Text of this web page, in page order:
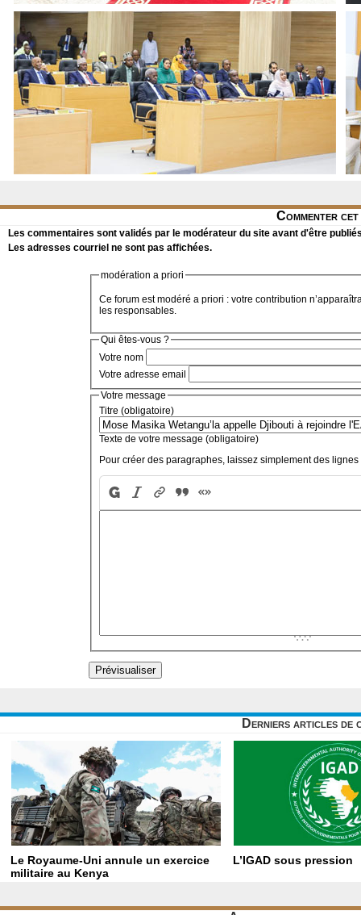
Commenter
Les commentaires sont validés par le modérateur du site avant d'être
Les adresses courriel ne sont pas affichées.
modération a priori
Ce forum est modéré a priori : votre contribution
les responsables.
Qui êtes-vous ?
Votre nom
Votre adresse email
Votre message
Titre (obligatoire)
Texte de votre message (obligatoire)
Pour créer des paragraphes, laissez simplement des lignes
Derniers articles de
Le Royaume-Uni annule un exercice
militaire au Kenya
L’IGAD sous pression